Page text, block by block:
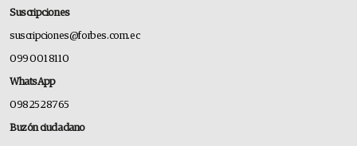
Suscripciones
suscripciones@forbes.com.ec
099 001 8110
WhatsApp
0982528765
Buzón ciudadano